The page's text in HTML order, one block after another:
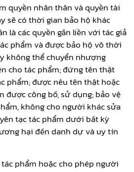
quyền nhân thân và quyền tài
sẽ có thời gian bảo hộ khác
là các quyền gắn liền với tác giả
phẩm và được bảo hộ vô thời
không thể chuyển nhượng
cho tác phẩm; đứng tên thật
phẩm; được nêu tên thật hoặc
được công bố, sử dụng; bảo vệ
không cho người khác sửa
tạc tác phẩm dưới bất kỳ
hại đến danh dự và uy tín
phẩm hoặc cho phép người